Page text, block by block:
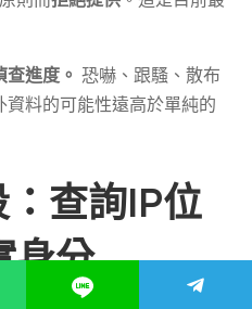
進度。 恐嚇、跟騷、散布
料的可能性遠高於單純的
查詢IP位
身分